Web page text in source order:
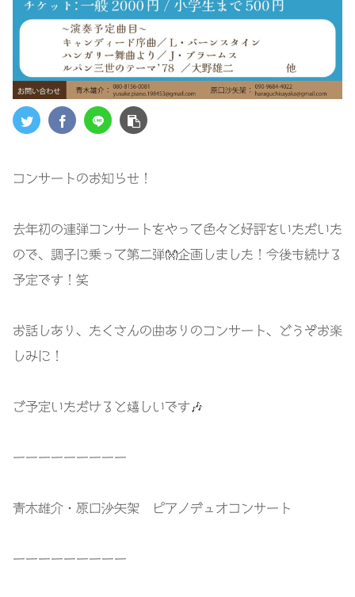
コンサートのお知らせ！
去年初の連弾コンサートをやって色々と好評をいただいた
ので、調子に乗って第二弾👐企画しました！今後も続ける
予定です！笑
お話しあり、たくさんの曲ありのコンサート、どうぞお楽
しみに！
ご予定いただけると嬉しいです🎶
ーーーーーーーーー
青木雄介・原口沙矢架 ピアノデュオコンサート
ーーーーーーーーー